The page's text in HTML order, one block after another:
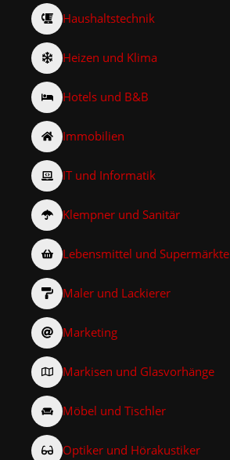
Haushaltstechnik
Heizen und Klima
Hotels und B&B
Immobilien
IT und Informatik
Klempner und Sanitär
Lebensmittel und Supermärkte
Maler und Lackierer
Marketing
Markisen und Glasvorhänge
Möbel und Tischler
Optiker und Hörakustiker